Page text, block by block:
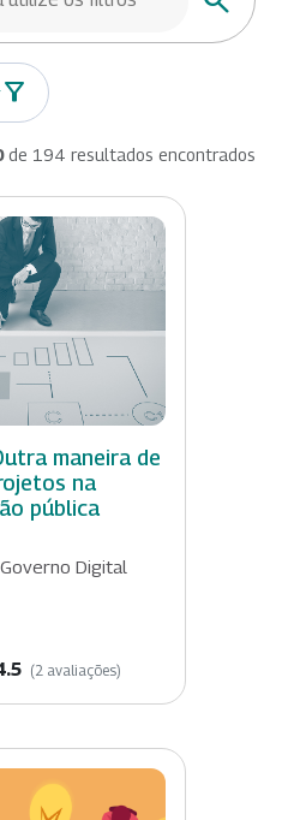
de 194 resultados encontrados
maneira de
na
pública
Digital
(2 avaliações)